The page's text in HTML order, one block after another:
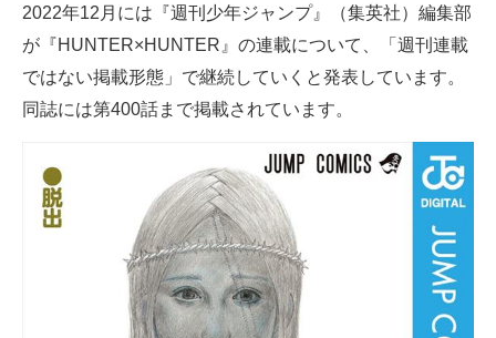
経営リーダーのコミュニティ
マーケ×ITの今がよく分かる
企業向けIT製品の総合サイト
IT製品の技術・比較・事例
製造業のIT導入・活用を支援
モノづくり技術者専門サイト
2022年12月には『週刊少年ジャンプ』（集英社）編集部
が『HUNTER×HUNTER』の連載について、「週刊連載
ではない掲載形態」で継続していくと発表しています。
同誌には第400話まで掲載されています。